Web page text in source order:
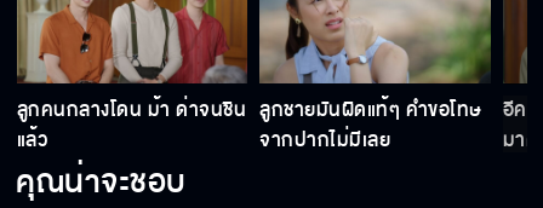
แสนรัก EP.10
แสนรัก EP.11
ลูกคนกลางโดน ม้า ด่าจนชิน
แล้ว
ลูกชายมันผิดแท้ๆ คำขอโทษ
จากปากไม่มีเลย
อีคน
มาด่
คุณน่าจะชอบ